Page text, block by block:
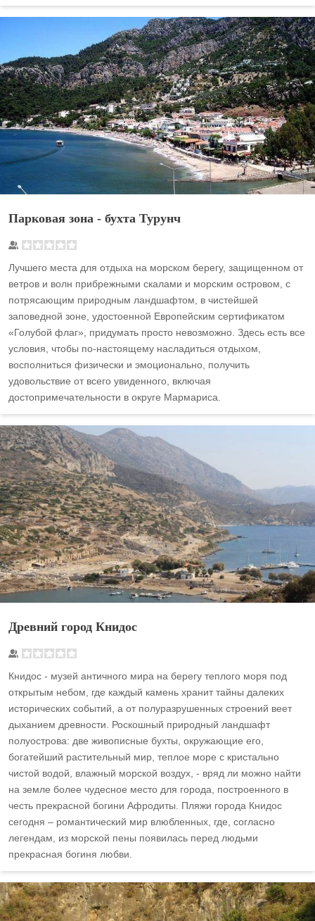
Парковая зона - бухта Турунч
Лучшего места для отдыха на морском берегу, защищенном от
ветров и волн прибрежными скалами и морским островом, с
потрясающим природным ландшафтом, в чистейшей
заповедной зоне, удостоенной Европейским сертификатом
«Голубой флаг», придумать просто невозможно. Здесь есть все
условия, чтобы по-настоящему насладиться отдыхом,
восполниться физически и эмоционально, получить
удовольствие от всего увиденного, включая
достопримечательности в округе Мармариса.
Древний город Книдос
Книдос - музей античного мира на берегу теплого моря под
открытым небом, где каждый камень хранит тайны далеких
исторических событий, а от полуразрушенных строений веет
дыханием древности. Роскошный природный ландшафт
полуострова: две живописные бухты, окружающие его,
богатейший растительный мир, теплое море с кристально
чистой водой, влажный морской воздух, - вряд ли можно найти
на земле более чудесное место для города, построенного в
честь прекрасной богини Афродиты. Пляжи города Книдос
сегодня – романтический мир влюбленных, где, согласно
легендам, из морской пены появилась перед людьми
прекрасная богиня любви.